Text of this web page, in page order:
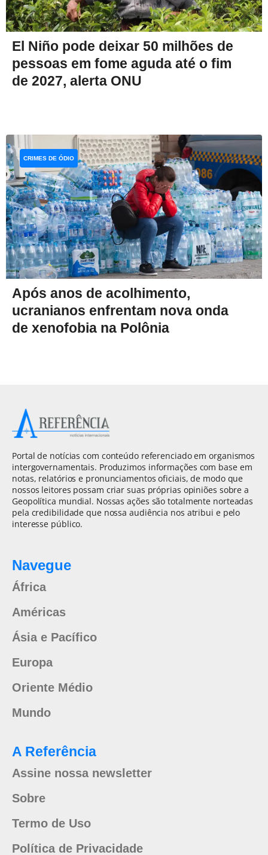
El Niño pode deixar 50 milhões de
pessoas em fome aguda até o fim
de 2027, alerta ONU
Após anos de acolhimento,
ucranianos enfrentam nova onda
de xenofobia na Polônia
CRIMES DE ÓDIO
Portal de notícias com conteúdo referenciado em organismos
intergovernamentais. Produzimos informações com base em
notas, relatórios e pronunciamentos oficiais, de modo que
nossos leitores possam criar suas próprias opiniões sobre a
Geopolítica mundial. Nossas ações são totalmente norteadas
pela credibilidade que nossa audiência nos atribui e pelo
interesse público.
Navegue
África
Américas
Ásia e Pacífico
Europa
Oriente Médio
Mundo
A Referência
Assine nossa newsletter
Sobre
Termo de Uso
Política de Privacidade